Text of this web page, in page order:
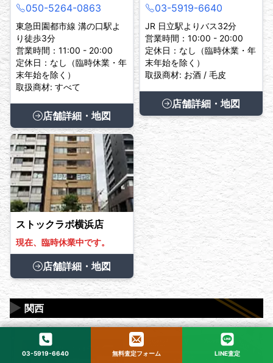
050-5264-0863
東急田園都市線 溝の口駅よ
り徒歩3分
営業時間：11:00 - 20:00
定休日：なし（臨時休業・年
末年始を除く）
取扱商材: すべて
店舗詳細・地図
03-5919-6640
JR 日立駅よりバス32分
営業時間：10:00 - 20:00
定休日：なし（臨時休業・年
末年始を除く）
取扱商材: お酒 / 毛皮
店舗詳細・地図
ストックラボ横浜店
現在、臨時休業中です。
店舗詳細・地図
関西
▶
03-5919-6640 無料査定フォーム LINE査定